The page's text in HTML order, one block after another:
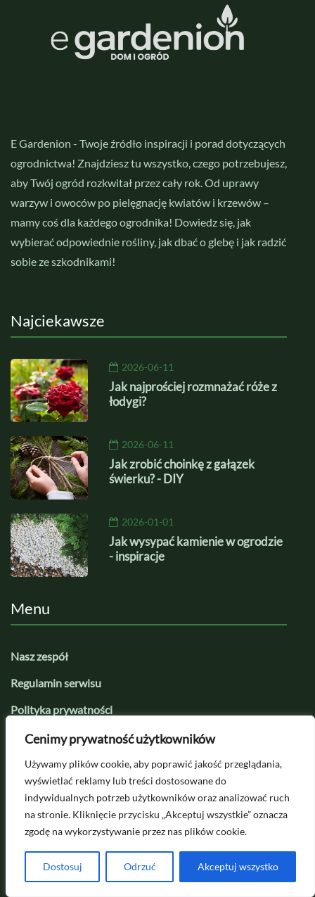
Cenimy prywatność użytkowników
Używamy plików cookie, aby poprawić jakość przeglądania,
wyświetlać reklamy lub treści dostosowane do
indywidualnych potrzeb użytkowników oraz analizować ruch
na stronie. Kliknięcie przycisku „Akceptuj wszystkie” oznacza
zgodę na wykorzystywanie przez nas plików cookie.
Dostosuj Odrzuć Akceptuj wszystko
E Gardenion - Twoje źródło inspiracji i porad dotyczących
ogrodnictwa! Znajdziesz tu wszystko, czego potrzebujesz,
aby Twój ogród rozkwitał przez cały rok. Od uprawy
warzyw i owoców po pielęgnację kwiatów i krzewów –
mamy coś dla każdego ogrodnika! Dowiedz się, jak
wybierać odpowiednie rośliny, jak dbać o glebę i jak radzić
sobie ze szkodnikami!
Najciekawsze
2026-06-11
Jak najprościej rozmnażać róże z
łodygi?
2026-06-11
Jak zrobić choinkę z gałązek
świerku? - DIY
2026-01-01
Jak wysypać kamienie w ogrodzie
- inspiracje
Menu
Nasz zespół
Regulamin serwisu
Polityka prywatności
Kategorie
Najnowsze